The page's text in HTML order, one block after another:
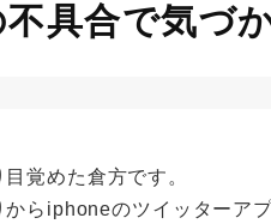
具合で気づ
覚めた倉方です。
からiphoneのツイッターア